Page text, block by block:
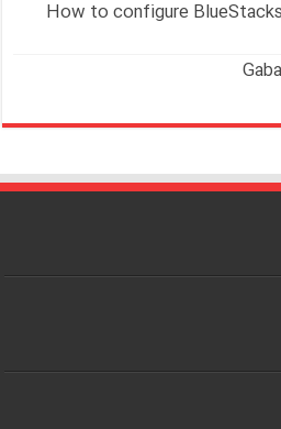
How to configure